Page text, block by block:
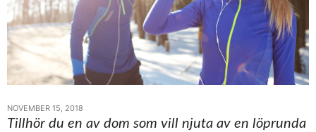
NOVEMBER 15, 2018
Tillhör du en av dom som vill njuta av en löprunda